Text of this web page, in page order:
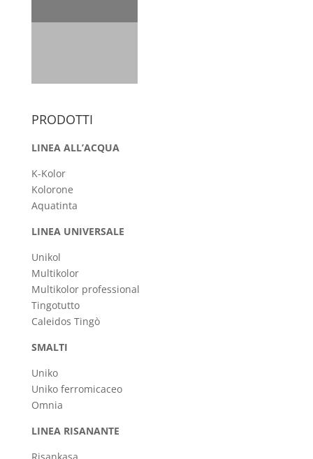
PRODOTTI
LINEA ALL’ACQUA
K-Kolor
Kolorone
Aquatinta
LINEA UNIVERSALE
Unikol
Multikolor
Multikolor professional
Tingotutto
Caleidos Tingò
SMALTI
Uniko
Uniko ferromicaceo
Omnia
LINEA RISANANTE